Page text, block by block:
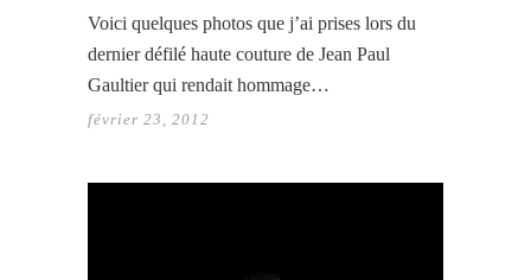
Voici quelques photos que j’ai prises lors du
dernier défilé haute couture de Jean Paul
Gaultier qui rendait hommage…
février 23, 2012